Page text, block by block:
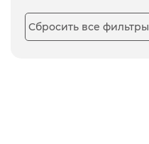
Сбросить все фильтры